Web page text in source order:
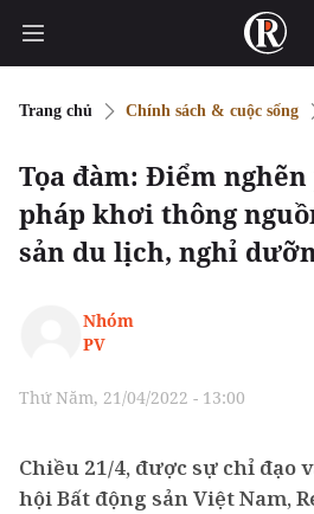
Trang chủ Chính sách & cuộc sống
Tọa đàm: Điểm
pháp khơi thông
sản du lịch, nghỉ
Nhóm
PV
Thứ Năm, 21/04/2022 - 13:00
Chiều 21/4, được sự chỉ đạo
hội Bất động sản Việt Nam,